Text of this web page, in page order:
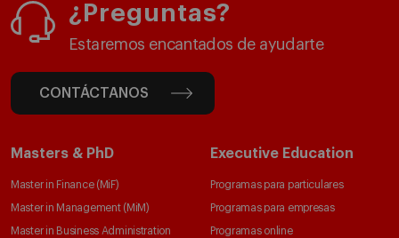
¿Preguntas?
Estaremos encantados de ayudarte
CONTÁCTANOS
Masters & PhD
Master in Finance (MiF)
Master in Management (MiM)
Master in Business Administration
Executive Education
Programas para particulares
Programas para empresas
Programas online